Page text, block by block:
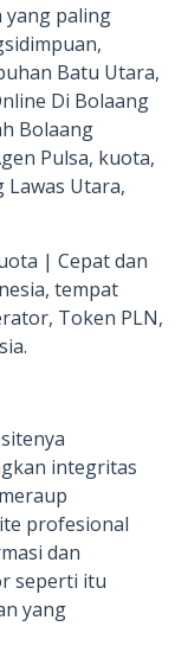
yang paling
Batu Utara,
Di Bolaang
Bolaang
Pulsa, kuota,
Lawas Utara,
| Cepat dan
tempat
Token PLN,
integritas
profesional
dan
seperti itu
yang